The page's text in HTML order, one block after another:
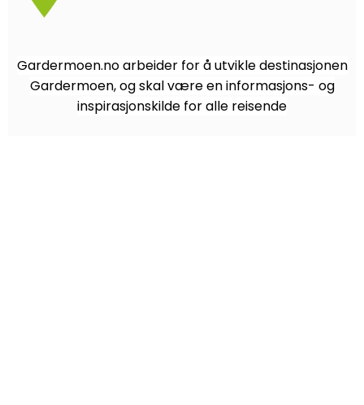
Gardermoen.no arbeider for å utvikle destinasjonen
Gardermoen, og skal være en informasjons- og
inspirasjonskilde for alle reisende